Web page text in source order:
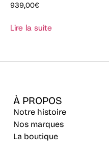
939,00€
Lire la suite
À PROPOS
Notre histoire
Nos marques
La boutique